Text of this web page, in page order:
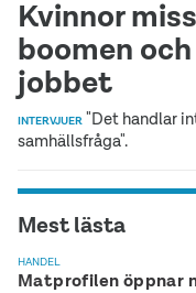
Kvinnor
boomen
jobbet
INTERVJUER "Det handlar
samhällsfråga".
Mest lästa
HANDEL
Matprofilen öppnar